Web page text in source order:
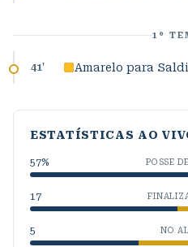
1º
41' Amarelo para
ESTATÍSTICAS AO
57% POSSE
17
5 NO